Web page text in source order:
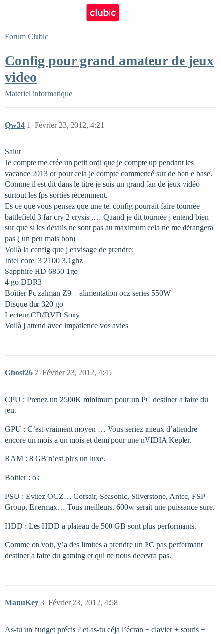
Forum Clubic
Config pour grand amateur de jeux
video
Matériel informatique
Qw34 Février 23, 2012, 4:21
1
Salut
Je compte me crée un petit ordi que je compte up pendant les
vacance 2013 or pour cela je compte commencé sur de bon e base.
Comme il est dit dans le titre je suis un grand fan de jeux vidéo
surtout les fps sorties récemment.
Es ce que vous pensez que une tel config pourrait faire tournée
battlefield 3 far cry 2 crysis ,… Quand je dit tournée j entend bien
sur que si les détails ne sont pas au maximum cela ne me dérangera
pas ( un peu mais bon)
Voilà la config que j envisage de prendre:
Intel core i3 2100 3.1ghz
Sapphire HD 6850 1go
4 go DDR3
Boîtier Pc zalman Z9 + alimentation ocz series 550W
Disque dur 320 go
Lecteur CD/DVD Sony
Voilà j attend avec impatience vos avies
Ghost26 Février 23, 2012, 4:45
2
CPU : Prenez un 2500K minimum pour un PC destiner a faire du
jeu.
GPU : C’est vraiment moyen … Vous seriez mieux d’attendre
encore un mois a un mois et demi pour une nVIDIA Kepler.
RAM : 8 GB n’est plus un luxe.
Boitier : ok
PSU : Evitez OCZ… Corsair, Seasonic, Silverstone, Antec, FSP
Group, Enermax… Tous meilleurs. 600w serait une puissance sure.
HDD : Les HDD a plateau de 500 GB sont plus performants.
Comme on voit, y’a des limites a prendre un PC pas performant
destiner a faire du gaming et qui ne nous decevra pas.
ManuKey Février 23, 2012, 4:58
3
As-tu un budget précis ? et as-tu déja l’écran + clavier + souris +